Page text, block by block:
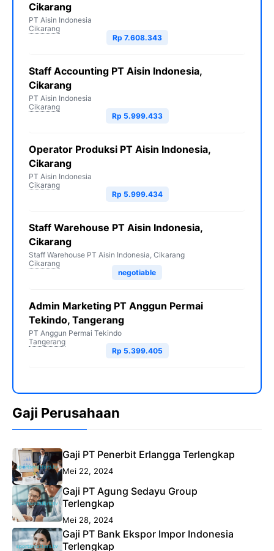
Cikarang
PT Aisin Indonesia
Cikarang
Rp 7.608.343
Staff Accounting PT Aisin Indonesia,
Cikarang
PT Aisin Indonesia
Cikarang
Rp 5.999.433
Operator Produksi PT Aisin Indonesia,
Cikarang
PT Aisin Indonesia
Cikarang
Rp 5.999.434
Staff Warehouse PT Aisin Indonesia,
Cikarang
Staff Warehouse PT Aisin Indonesia, Cikarang
Cikarang
negotiable
Admin Marketing PT Anggun Permai
Tekindo, Tangerang
PT Anggun Permai Tekindo
Tangerang
Rp 5.399.405
Gaji Perusahaan
Gaji PT Penerbit Erlangga Terlengkap
Mei 22, 2024
Gaji PT Agung Sedayu Group
Terlengkap
Mei 28, 2024
Gaji PT Bank Ekspor Impor Indonesia
Terlengkap